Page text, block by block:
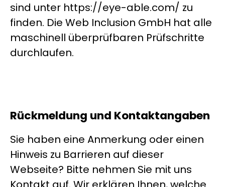
sind unter https://eye-able.com/ zu
finden. Die Web Inclusion GmbH hat alle
maschinell überprüfbaren Prüfschritte
durchlaufen.
Rückmeldung und Kontaktangaben
Sie haben eine Anmerkung oder einen
Hinweis zu Barrieren auf dieser
Webseite? Bitte nehmen Sie mit uns